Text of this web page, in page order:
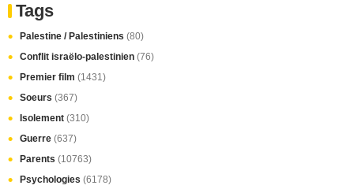
Tags
Palestine / Palestiniens (80)
Conflit israëlo-palestinien (76)
Premier film (1431)
Soeurs (367)
Isolement (310)
Guerre (637)
Parents (10763)
Psychologies (6178)